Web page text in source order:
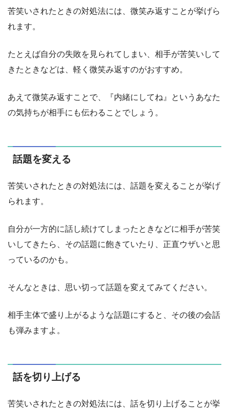
苦笑いされたときの対処法には、微笑み返すことが挙げら
れます。
たとえば自分の失敗を見られてしまい、相手が苦笑いして
きたときなどは、軽く微笑み返すのがおすすめ。
あえて微笑み返すことで、『内緒にしてね』というあなた
の気持ちが相手にも伝わることでしょう。
話題を変える
苦笑いされたときの対処法には、話題を変えることが挙げ
られます。
自分が一方的に話し続けてしまったときなどに相手が苦笑
いしてきたら、その話題に飽きていたり、正直ウザいと思
っているのかも。
そんなときは、思い切って話題を変えてみてください。
相手主体で盛り上がるような話題にすると、その後の会話
も弾みますよ。
話を切り上げる
苦笑いされたときの対処法には、話を切り上げることが挙